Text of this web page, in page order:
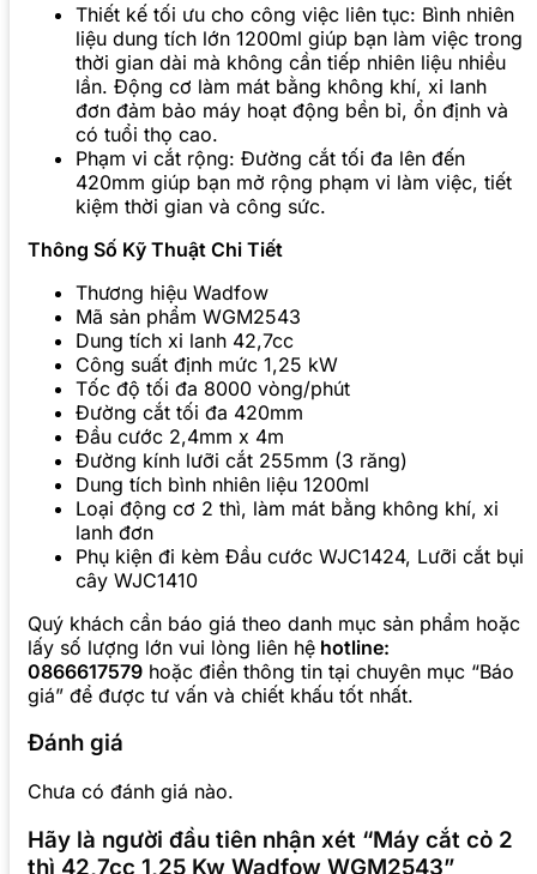
Thiết kế tối ưu cho công việc liên tục: Bình nhiên
liệu dung tích lớn 1200ml giúp bạn làm việc trong
thời gian dài mà không cần tiếp nhiên liệu nhiều
lần. Động cơ làm mát bằng không khí, xi lanh
đơn đảm bảo máy hoạt động bền bỉ, ổn định và
có tuổi thọ cao.
Phạm vi cắt rộng: Đường cắt tối đa lên đến
420mm giúp bạn mở rộng phạm vi làm việc, tiết
kiệm thời gian và công sức.
Thông Số Kỹ Thuật Chi Tiết
Thương hiệu Wadfow
Mã sản phẩm WGM2543
Dung tích xi lanh 42,7cc
Công suất định mức 1,25 kW
Tốc độ tối đa 8000 vòng/phút
Đường cắt tối đa 420mm
Đầu cước 2,4mm x 4m
Đường kính lưỡi cắt 255mm (3 răng)
Dung tích bình nhiên liệu 1200ml
Loại động cơ 2 thì, làm mát bằng không khí, xi
lanh đơn
Phụ kiện đi kèm Đầu cước WJC1424, Lưỡi cắt bụi
cây WJC1410
Quý khách cần báo giá theo danh mục sản phẩm hoặc
lấy số lượng lớn vui lòng liên hệ hotline:
0866617579 hoặc điền thông tin tại chuyên mục “Báo
giá” để được tư vấn và chiết khấu tốt nhất.
Đánh giá
Chưa có đánh giá nào.
Hãy là người đầu tiên nhận xét “Máy cắt cỏ 2
thì 42,7cc 1,25 Kw Wadfow WGM2543”